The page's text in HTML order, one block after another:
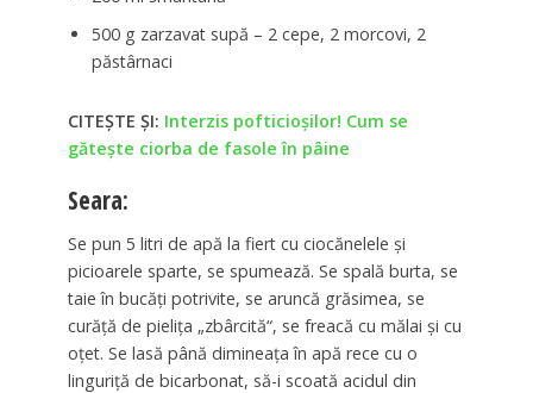
500 g zarzavat supă – 2 cepe, 2 morcovi, 2
păstârnaci
CITEȘTE ȘI: Interzis pofticioșilor! Cum se
gătește ciorba de fasole în pâine
Seara:
Se pun 5 litri de apă la fiert cu ciocănelele şi
picioarele sparte, se spumează. Se spală burta, se
taie în bucăţi potrivite, se aruncă grăsimea, se
curăţă de pieliţa „zbârcită“, se freacă cu mălai şi cu
oţet. Se lasă până dimineaţa în apă rece cu o
linguriţă de bicarbonat, să-i scoată acidul din